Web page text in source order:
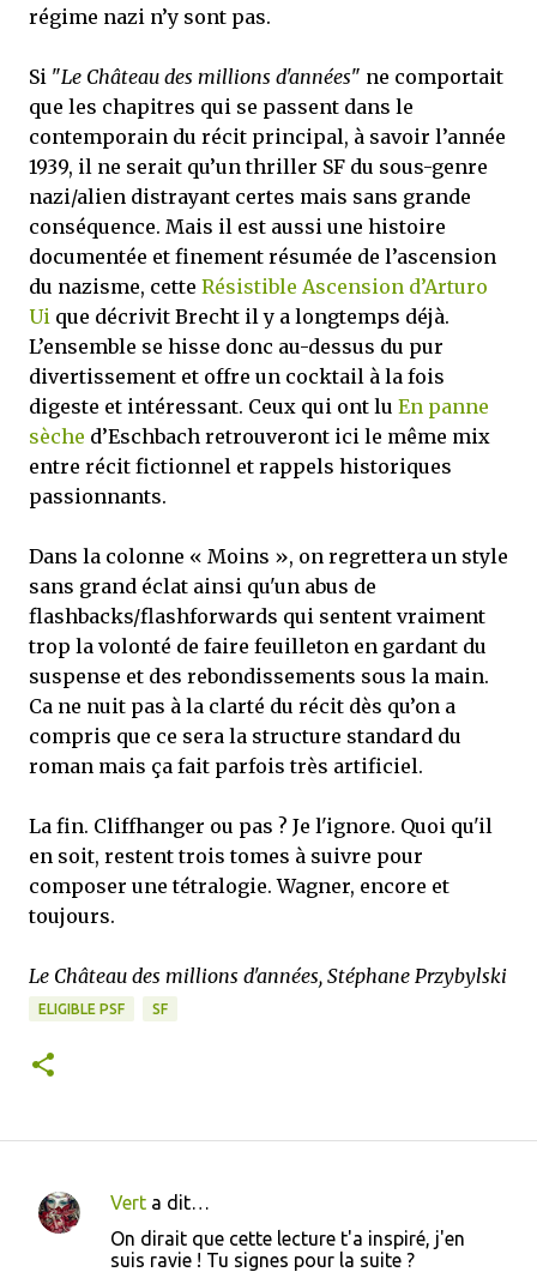
régime nazi n’y sont pas.
Si "Le Château des millions d'années" ne comportait
que les chapitres qui se passent dans le
contemporain du récit principal, à savoir l’année
1939, il ne serait qu’un thriller SF du sous-genre
nazi/alien distrayant certes mais sans grande
conséquence. Mais il est aussi une histoire
documentée et finement résumée de l’ascension
du nazisme, cette Résistible Ascension d’Arturo
Ui que décrivit Brecht il y a longtemps déjà.
L’ensemble se hisse donc au-dessus du pur
divertissement et offre un cocktail à la fois
digeste et intéressant. Ceux qui ont lu En panne
sèche d’Eschbach retrouveront ici le même mix
entre récit fictionnel et rappels historiques
passionnants.
Dans la colonne « Moins », on regrettera un style
sans grand éclat ainsi qu'un abus de
flashbacks/flashforwards qui sentent vraiment
trop la volonté de faire feuilleton en gardant du
suspense et des rebondissements sous la main.
Ca ne nuit pas à la clarté du récit dès qu’on a
compris que ce sera la structure standard du
roman mais ça fait parfois très artificiel.
La fin. Cliffhanger ou pas ? Je l'ignore. Quoi qu'il
en soit, restent trois tomes à suivre pour
composer une tétralogie. Wagner, encore et
toujours.
Le Château des millions d'années, Stéphane Przybylski
ELIGIBLE PSF SF
C
Vert a dit…
On dirait que cette lecture t'a inspiré, j'en
suis ravie ! Tu signes pour la suite ?